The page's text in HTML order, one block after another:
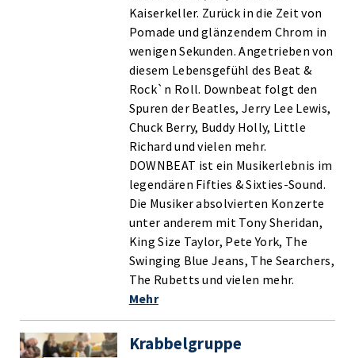
Kaiserkeller. Zurück in die Zeit von
Pomade und glänzendem Chrom in
wenigen Sekunden. Angetrieben von
diesem Lebensgefühl des Beat &
Rock`n Roll. Downbeat folgt den
Spuren der Beatles, Jerry Lee Lewis,
Chuck Berry, Buddy Holly, Little
Richard und vielen mehr.
DOWNBEAT ist ein Musikerlebnis im
legendären Fifties & Sixties-Sound.
Die Musiker absolvierten Konzerte
unter anderem mit Tony Sheridan,
King Size Taylor, Pete York, The
Swinging Blue Jeans, The Searchers,
The Rubetts und vielen mehr.
Mehr
Krabbelgruppe